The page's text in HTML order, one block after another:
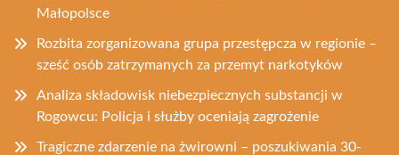
Małopolsce
Rozbita zorganizowana grupa przestępcza w regionie –
sześć osób zatrzymanych za przemyt narkotyków
Analiza składowisk niebezpiecznych substancji w
Rogowcu: Policja i służby oceniają zagrożenie
Tragiczne zdarzenie na żwirowni – poszukiwania 30-